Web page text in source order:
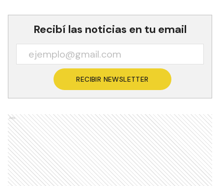
Recibí las noticias en tu email
RECIBIR NEWSLETTER
Ads